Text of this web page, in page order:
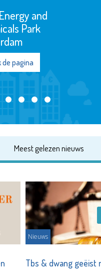
and
Park
de pagina
Meest gelezen nieuws
Nieuws
Tbs & dwang geëist